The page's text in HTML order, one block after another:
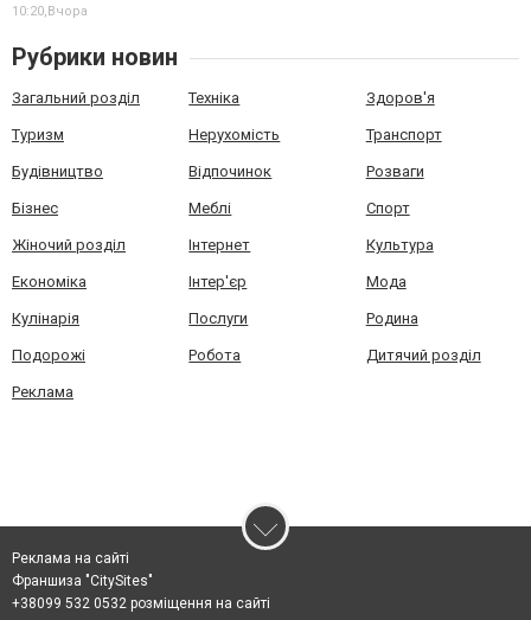
10:20, Вчора
Рубрики новин
Загальний розділ Техніка Здоров'я
Туризм Нерухомість Транспорт
Будівництво Відпочинок Розваги
Бізнес Меблі Спорт
Жіночий розділ Інтернет Культура
Економіка Інтер'єр Мода
Кулінарія Послуги Родина
Подорожі Робота Дитячий розділ
Реклама
Реклама на сайті
Франшиза "CitySites"
+38099 532 0532 розміщення на сайті